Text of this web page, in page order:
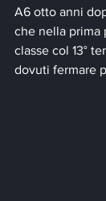
A6 otto anni
che nella prima
classe col 13°
dovuti fermare